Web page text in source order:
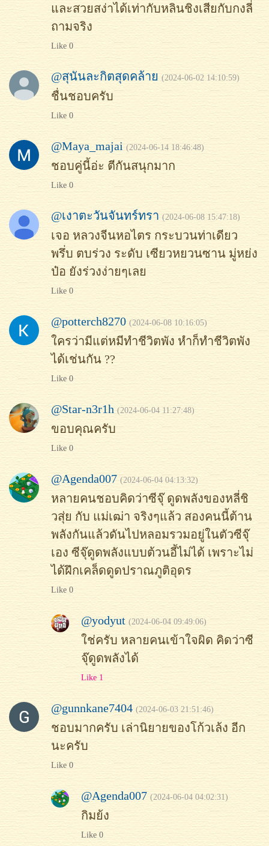
และสวยสง่าได้เท่ากับหลินชิงเสียกับกงลี่
ถามจริง
Like 0
@สุนันละกิตสุดคล้าย (2024-06-02 14:10:59)
ชื่นชอบครับ
Like 0
@Maya_majai (2024-06-14 18:46:48)
ชอบคู่นี้อ่ะ ตีกันสนุกมาก
Like 0
@เงาตะวันจันทร์ทรา (2024-06-08 15:47:18)
เจอ หลวงจีนหอไตร กระบวนท่าเดียว
พรึ่บ ตบร่วง ระดับ เซียวหยวนซาน มู่หย่ง
ป๋อ ยังร่วงง่ายๆเลย
Like 0
@potterch8270 (2024-06-08 10:16:05)
ใครว่ามีแต่หมีทำชีวิตพัง หำก็ทำชีวิตพัง
ได้เช่นกัน ??
Like 0
@Star-n3r1h (2024-06-04 11:27:48)
ขอบคุณครับ
Like 0
@Agenda007 (2024-06-04 04:13:32)
หลายคนชอบคิดว่าซีจุ๊ ดูดพลังของหลี่ชิ
วสุ่ย กับ แม่เฒ่า จริงๆแล้ว สองคนนี้ต้าน
พลังกันแล้วดันไปหลอมรวมอยู่ในตัวซีจุ๊
เอง ซีจุ๊ดูดพลังแบบต้วนอี้ไม่ได้ เพราะไม่
ได้ฝึกเคล็ดดูดปราณภูติอุดร
Like 0
@yodyut (2024-06-04 09:49:06)
ใช่ครับ หลายคนเข้าใจผิด คิดว่าซี
จุ๊ดูดพลังได้
Like 1
@gunnkane7404 (2024-06-03 21:51:46)
ชอบมากครับ เล่านิยายของโก้วเล้ง อีก
นะครับ
Like 0
@Agenda007 (2024-06-04 04:02:31)
กิมย้ง
Like 0